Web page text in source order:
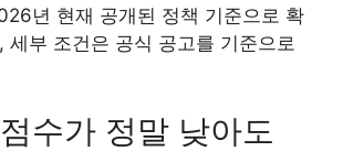
년 현재 공개된 정책 기준으로 확
세부 조건은 공식 공고를 기준으로
수가 정말 낮아도